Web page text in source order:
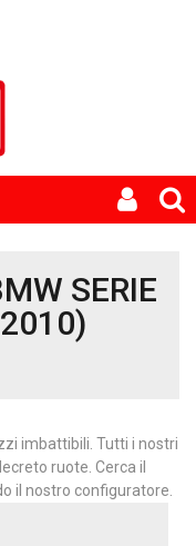
SERIE
imbattibili. Tutti i nostri
ruote. Cerca il
il nostro configuratore.